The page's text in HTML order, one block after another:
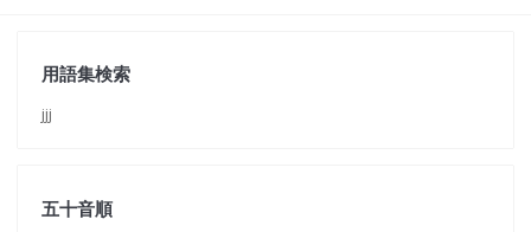
用語集検索
jjj
五十音順